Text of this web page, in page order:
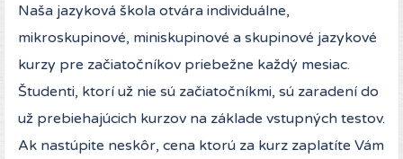
Naša jazyková škola otvára individuálne,
mikroskupinové, miniskupinové a skupinové jazykové
kurzy pre začiatočníkov priebežne každý mesiac.
Študenti, ktorí už nie sú začiatočníkmi, sú zaradení do
už prebiehajúcich kurzov na základe vstupných testov.
Ak nastúpite neskôr, cena ktorú za kurz zaplatíte Vám